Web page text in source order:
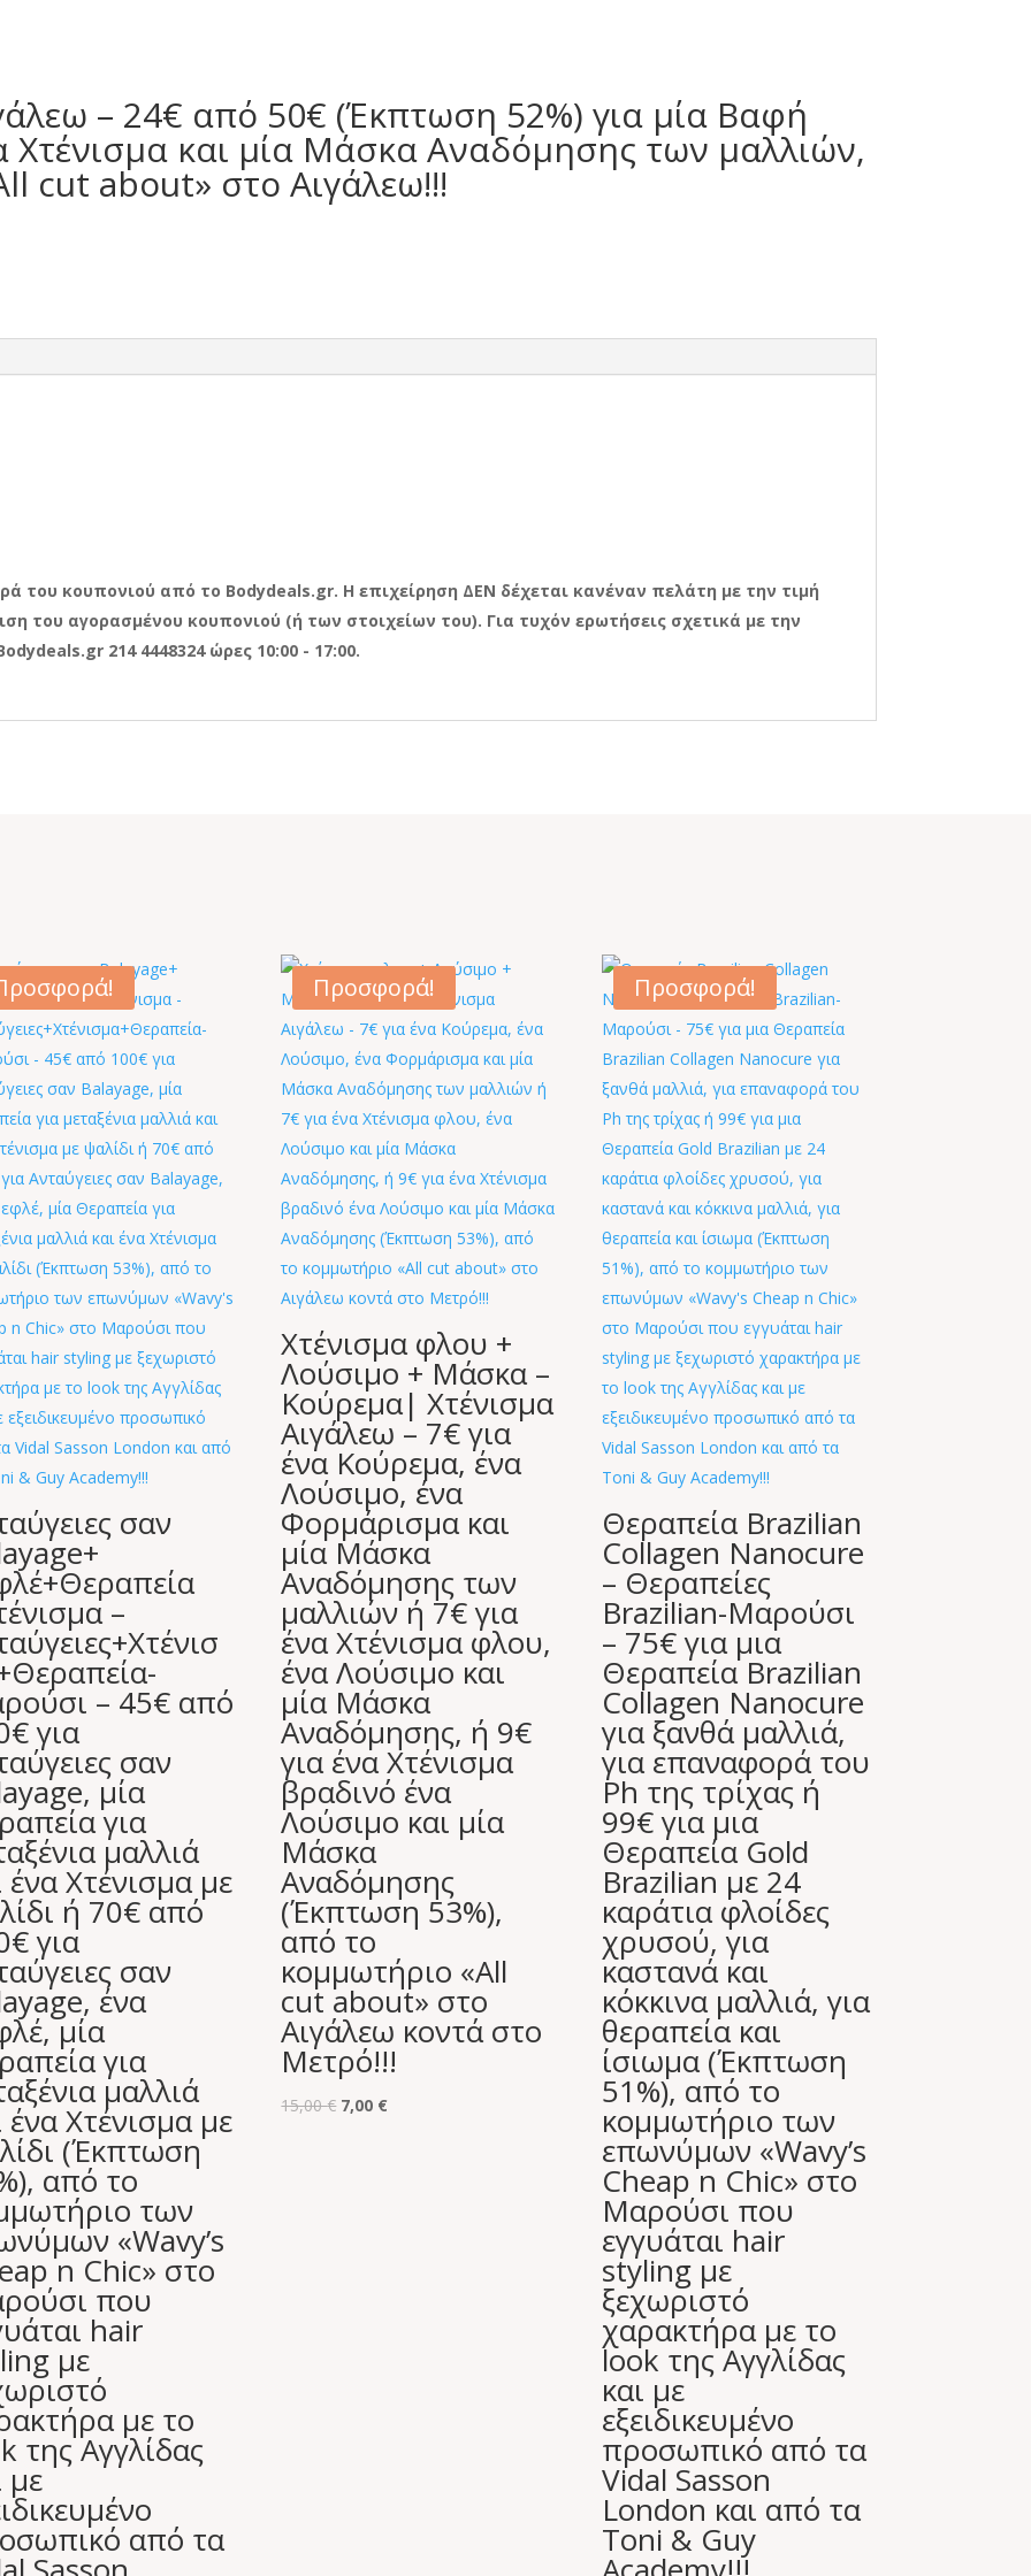
– 24€ από 50€ (Έκπτωση 52%) για μία Βαφή
Χτένισμα και μία Μάσκα Αναδόμησης των μαλλιών,
cut about» στο Αιγάλεω!!!
του κουπονιού από το Bodydeals.gr. Η επιχείρηση ΔΕΝ δέχεται κανέναν πελάτη με την τιμή
του αγορασμένου κουπονιού (ή των στοιχείων του). Για τυχόν ερωτήσεις σχετικά με την
gr 214 4448324 ώρες 10:00 - 17:00.
σαν
–
– 45€ από
για
σαν
μία
για
μαλλιά
ένα Χτένισμα με
ή 70€ από
για
σαν
ένα
μία
για
μαλλιά
ένα Χτένισμα με
(Έκπτωση
από το
των
«Wavy’s
n Chic» στο
που
hair
με
με το
της Αγγλίδας
με
από τα
Προσφορά!
Χτένισμα φλου +
Λούσιμο + Μάσκα –
Κούρεμα| Χτένισμα
Αιγάλεω – 7€ για
ένα Κούρεμα, ένα
Λούσιμο, ένα
Φορμάρισμα και
μία Μάσκα
Αναδόμησης των
μαλλιών ή 7€ για
ένα Χτένισμα φλου,
ένα Λούσιμο και
μία Μάσκα
Αναδόμησης, ή 9€
για ένα Χτένισμα
βραδινό ένα
Λούσιμο και μία
Μάσκα
Αναδόμησης
(Έκπτωση 53%),
από το
κομμωτήριο «All
cut about» στο
Αιγάλεω κοντά στο
Μετρό!!!
15,00€ Original
7,00 €
Προσφορά!
Θεραπεία Brazilian
Collagen Nanocure
– Θεραπείες
Brazilian-Μαρούσι
– 75€ για μια
Θεραπεία Brazilian
Collagen Nanocure
για ξανθά μαλλιά,
για επαναφορά του
Ph της τρίχας ή
99€ για μια
Θεραπεία Gold
Brazilian με 24
καράτια φλοίδες
χρυσού, για
καστανά και
κόκκινα μαλλιά, για
θεραπεία και
ίσιωμα (Έκπτωση
51%), από το
κομμωτήριο των
επωνύμων «Wavy’s
Cheap n Chic» στο
Μαρούσι που
εγγυάται hair
styling με
ξεχωριστό
χαρακτήρα με το
look της Αγγλίδας
και με
εξειδικευμένο
προσωπικό από τα
Vidal Sasson
London και από τα
Toni & Guy